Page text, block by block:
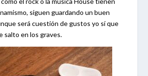
siguen guardando un buen
será cuestión de gustos yo sí que
salto en los graves.